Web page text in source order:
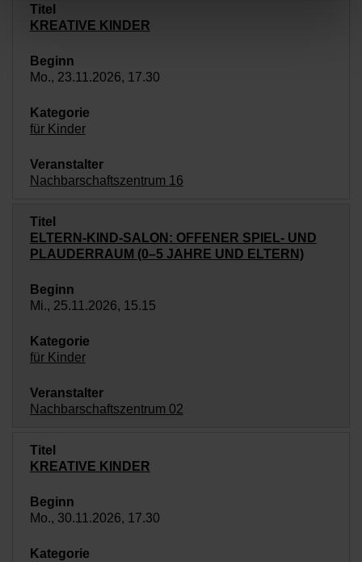
KREATIVE KINDER
Mo., 23.11.2026, 17.30
für Kinder
Nachbarschaftszentrum 16
ELTERN-KIND-SALON: OFFENER SPIEL- UND
PLAUDERRAUM (0–5 JAHRE UND ELTERN)
Mi., 25.11.2026, 15.15
für Kinder
Nachbarschaftszentrum 02
KREATIVE KINDER
Mo., 30.11.2026, 17.30